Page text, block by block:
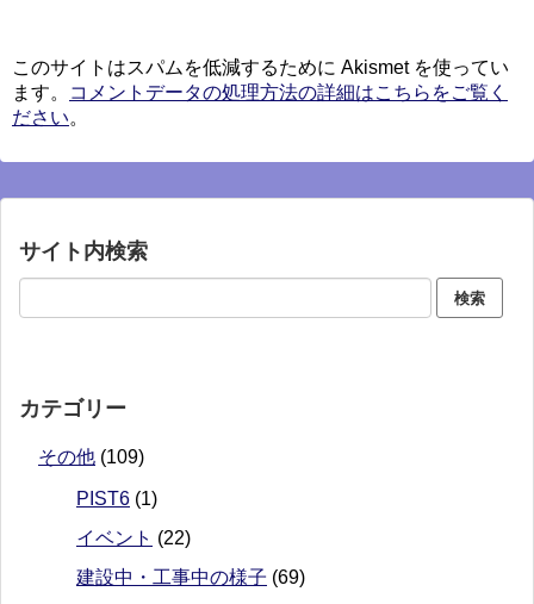
このサイトはスパムを低減するために Akismet を使ってい
ます。
コメントデータの処理方法の詳細はこちらをご覧く
ださい。
サイト内検索
カテゴリー
その他 (109)
PIST6 (1)
イベント (22)
建設中・工事中の様子 (69)